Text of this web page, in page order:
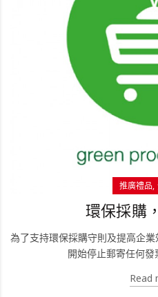
推廣禮品
環保採購
為了支持環保採購守則及提高企
開始停止郵寄任何
Read